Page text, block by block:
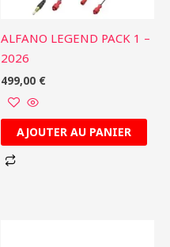
ALFANO LEGEND PACK 1 –
2026
499,00 €
AJOUTER AU PANIER